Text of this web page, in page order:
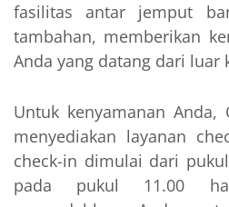
fasilitas antar jemput
tambahan, memberikan
Anda yang datang dari luar
Untuk kenyamanan Anda,
menyediakan layanan
check-in dimulai dari
pada pukul 11.00